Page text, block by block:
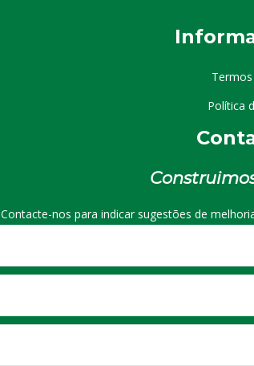
I
Política
Contacte-nos para indicar sugestões de